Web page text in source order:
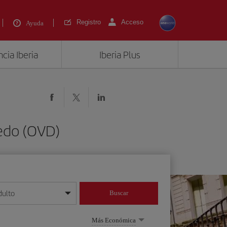
Ayuda Registro Acceso
Iberia Iberia Plus
(OVD)
mes/año
Buscar
Más Económica